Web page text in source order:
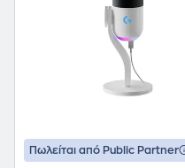
Πωλείται από Public Partner